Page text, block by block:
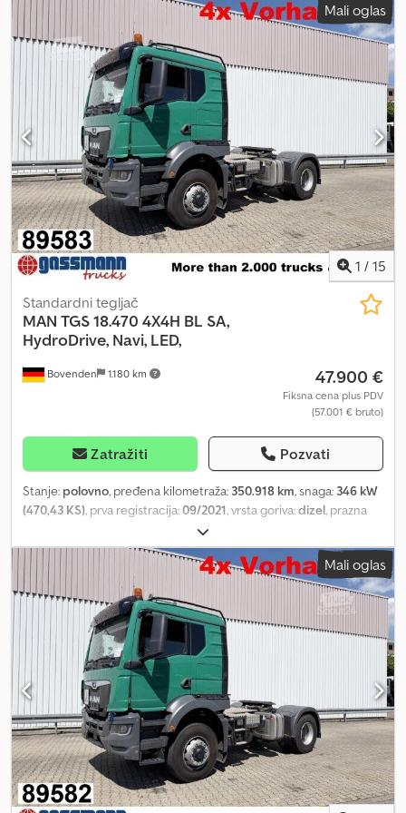
Mali oglas
1 / 15
Bovenden 1.180 km
Standardni tegljač
MAN TGS 18.470 4X4H BL SA,
HydroDrive, Navi, LED,
47.900 €
Fiksna cena plus PDV
(57.001 € bruto)
Zatražiti Pozvati
Stanje: polovno, pređena kilometraža: 350.918 km, snaga: 346 kW
(470,43 KS) , prva registracija:09/2021 , vrsta goriva:dizel , prazna
, maksimalna nosivost:
težina:18.000 kg, dimenzija gume:315/80R22.5, konfiguracija
osovina:
, međuosovinsko rastojanje:3.600 mm, kočnice:
kočenje motorom , boja:
kabina za
spavanje, tip prenosa:automatski, emisioni razred: Euro 6,
suspencija:
čelik-zrak, broj sedišta:2, Oprema:ABS, centralno
zaključavanje, diferencijalna blokada, dodatna prednja svetla,
elektronski program stabilnosti (ESP), grejač sedišta, grejač za
parkiranje, hidraulika, kabina, klima uređaj, kontrola
proklizavanja, maglenke, navigacioni sistem, pogon na sve
točkove, servo upravljač, sistem imobilizera, tempomat,
ugrađeni računar, Lokacija vozila: Bovenden, Lg. Haus, 1x
komfortno sedište, 1x ležaj, grejači sedišta, električni retrovizori,
grejanje retrovizora, električni prozor levo, električni prozor
desno, klima uređaj, sunčev štitnik, tempomat, navigacioni sistem,
Mali oglas